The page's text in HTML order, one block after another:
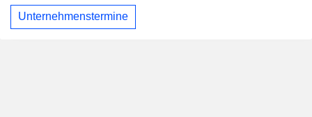
Unternehmenstermine